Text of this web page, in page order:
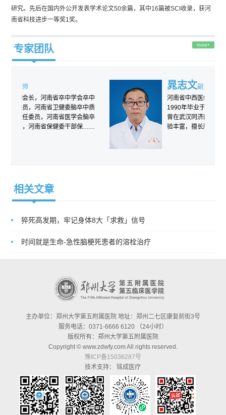
研究。先后在国内外公开发表学术论文50余篇，其中16篇被SCI收录，获河
南省科技进步一等奖1奖。
专家团队 more+
中学会卒中
脑卒中质
医学会脑卒
干部保……
晁志文副主任医师
河南省中西医结合神经内科专业委员会委员
1990年毕业于郑州大学医学院医疗系本科班
曾在武汉同济医院神经内科进修一年，临床
验丰富，擅长脑血管病、周围神经疾……
相关文章
猝死高发期，牢记身体8大「求救」信号
时间就是生命-急性脑梗死患者的溶栓治疗
主办单位：郑州大学第五附属医院 地址：郑州二七区康复前街3号
服务电话：0371-6666 6120 （24小时）
版权所有：郑州大学第五附属医院
Copyright © www.zdwfy.com All rights reserved.
豫ICP备15036287号
技术支持：铭成医疗